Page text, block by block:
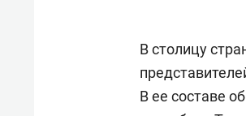
В столицу
В ее составе